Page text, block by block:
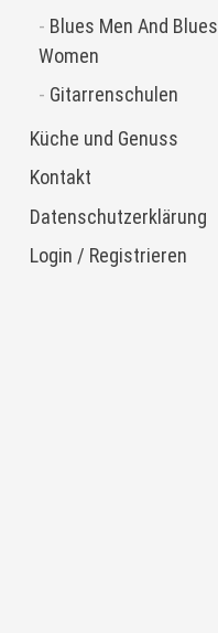
Blues Men And Blues
Women
Gitarrenschulen
Küche und Genuss
Kontakt
Datenschutzerklärung
Login / Registrieren